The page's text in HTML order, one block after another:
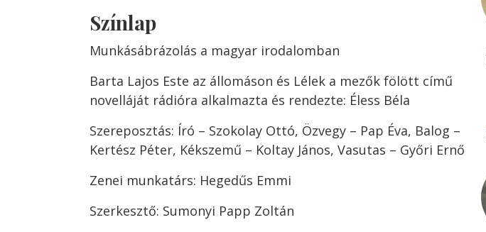
Színlap
Munkásábrázolás a magyar irodalomban
Barta Lajos Este az állomáson és Lélek a mezők fölött című
novelláját rádióra alkalmazta és rendezte: Éless Béla
Szereposztás: Író – Szokolay Ottó, Özvegy – Pap Éva, Balog –
Kertész Péter, Kékszemű – Koltay János, Vasutas – Győri Ernő
Zenei munkatárs: Hegedűs Emmi
Szerkesztő: Sumonyi Papp Zoltán